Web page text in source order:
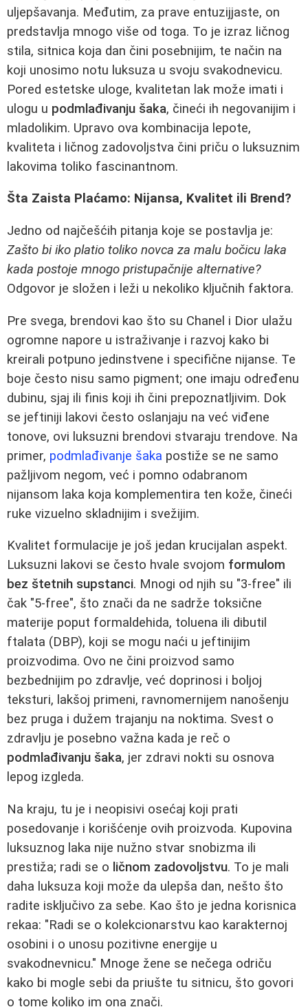
uljepšavanja. Međutim, za prave entuzijjaste, on
predstavlja mnogo više od toga. To je izraz ličnog
stila, sitnica koja dan čini posebnijim, te način na
koji unosimo notu luksuza u svoju svakodnevicu.
Pored estetske uloge, kvalitetan lak može imati i
ulogu u podmlađivanju šaka, čineći ih negovanijim i
mladolikim. Upravo ova kombinacija lepote,
kvaliteta i ličnog zadovoljstva čini priču o luksuznim
lakovima toliko fascinantnom.
Šta Zaista Plaćamo: Nijansa, Kvalitet ili Brend?
Jedno od najčešćih pitanja koje se postavlja je:
Zašto bi iko platio toliko novca za malu bočicu laka
kada postoje mnogo pristupačnije alternative?
Odgovor je složen i leži u nekoliko ključnih faktora.
Pre svega, brendovi kao što su Chanel i Dior ulažu
ogromne napore u istraživanje i razvoj kako bi
kreirali potpuno jedinstvene i specifične nijanse. Te
boje često nisu samo pigment; one imaju određenu
dubinu, sjaj ili finis koji ih čini prepoznatljivim. Dok
se jeftiniji lakovi često oslanjaju na već viđene
tonove, ovi luksuzni brendovi stvaraju trendove. Na
primer, podmlađivanje šaka postiže se ne samo
pažljivom negom, već i pomno odabranom
nijansom laka koja komplementira ten kože, čineći
ruke vizuelno skladnijim i svežijim.
Kvalitet formulacije je još jedan krucijalan aspekt.
Luksuzni lakovi se često hvale svojom formulom
bez štetnih supstanci. Mnogi od njih su "3-free" ili
čak "5-free", što znači da ne sadrže toksične
materije poput formaldehida, toluena ili dibutil
ftalata (DBP), koji se mogu naći u jeftinijim
proizvodima. Ovo ne čini proizvod samo
bezbednijim po zdravlje, već doprinosi i boljoj
teksturi, lakšoj primeni, ravnomernijem nanošenju
bez pruga i dužem trajanju na noktima. Svest o
zdravlju je posebno važna kada je reč o
podmlađivanju šaka, jer zdravi nokti su osnova
lepog izgleda.
Na kraju, tu je i neopisivi osećaj koji prati
posedovanje i korišćenje ovih proizvoda. Kupovina
luksuznog laka nije nužno stvar snobizma ili
prestiža; radi se o ličnom zadovoljstvu. To je mali
daha luksuza koji može da ulepša dan, nešto što
radite isključivo za sebe. Kao što je jedna korisnica
rekaa: "Radi se o kolekcionarstvu kao karakternoj
osobini i o unosu pozitivne energije u
svakodnevnicu." Mnoge žene se nečega odriču
kako bi mogle sebi da priušte tu sitnicu, što govori
o tome koliko im ona znači.